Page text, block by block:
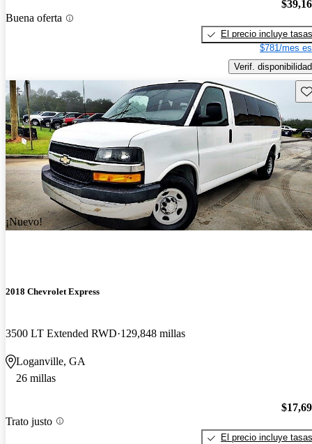
Buena oferta
El precio incluye tasas
$781/mes
Verif. disponibilidad
¡Nuevo!
2018 Chevrolet Express
3500 LT Extended RWD 129,848 millas
Loganville, GA
26 millas
Trato justo
El precio incluye tasas